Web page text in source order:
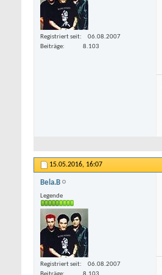
Registriert seit
06.08.2007
Beiträge
8.103
15.05.2016, 16:07
Bela.B
Legende
Registriert seit
06.08.2007